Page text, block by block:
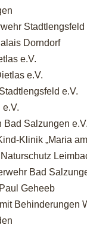
Stadtlengsfeld
Dorndorf
e.V.
e.V.
e.V.
e.V.
Bad Salzungen
Klinik „Maria
Bad
Geheeb
Behinderungen